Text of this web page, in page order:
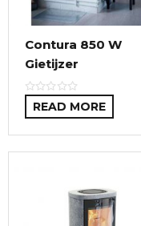
Contura 850 W
Gietijzer
READ MORE